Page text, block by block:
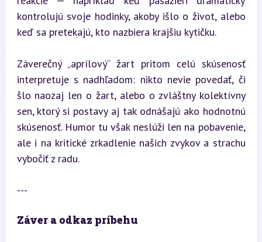
kontrolujú svoje hodinky, akoby išlo o život, alebo
keď sa pretekajú, kto nazbiera krajšiu kytičku.
Záverečný „aprílový“ žart pritom celú skúsenosť
interpretuje s nadhľadom: nikto nevie povedať, či
šlo naozaj len o žart, alebo o zvláštny kolektívny
sen, ktorý si postavy aj tak odnášajú ako hodnotnú
skúsenosť. Humor tu však neslúži len na pobavenie,
ale i na kritické zrkadlenie našich zvykov a strachu
vybočiť z radu.
---
Záver a odkaz príbehu